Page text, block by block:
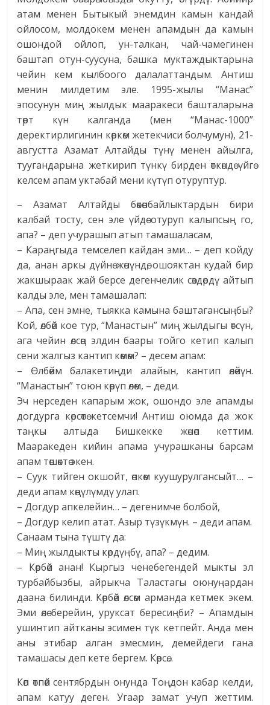
атам менен Бытыкый энемдин камын кандай
ойлосом, молдокем менен апамдын да камын
ошондой ойлоп, ун-талкан, чай-чамегинен
баштап отун-суусуна, башка муктаждыктарына
чейин кем кылбоого далалаттандым. Антиш
менин милдетим эле. 1995-жылы “Манас”
эпосунун миң жылдык мааракеси башталарына
төрт күн калганда (мен “Манас-1000”
деректирлигинин көркөм жетекчиси болчумун), 21-
августта Азамат Алтайды түнү менен айылга,
туугандарына жеткирип түнкү бирден өткөндө үйгө
келсем апам уктабай мени күтүп отуруптур.
– Азамат Алтайды бөкөнбайлыктардын бири
калбай тосту, сен эле үйдө отуруп калыпсың го,
апа? – деп учурашып атып тамашаласам,
– Караңгыда темселеп кайдан эми… – деп койду
да, анан аркы дүйнө жөнүндө, ошояктан кудай бир
жакшыраак жай берсе дегенчелик сөздөрдү айтып
калды эле, мен тамашалап:
– Апа, сен эмне, тыякка камына баштагансыңбы?
Кой, өлбөй кое тур, “Манастын” миң жылдыгы өтсүн,
ага чейин өлсөң элдин баары тойго кетип калып
сени жалгыз кантип көмөм? – десем апам:
– Өлбөйм балакетиңди алайын, кантип өлөйүн.
“Манастын” тоюн көрүп өлөм, – деди.
Эч нерседен капарым жок, ошондо эле апамды
догдурга көрсөтө кетсемчи! Антиш оюмда да жок
таңкы алтыда Бишкекке жөнөп кеттим.
Мааракеден кийин апама учурашканы барсам
апам төшөктө экен.
– Суук тийген окшойт, өпкөм куушурулгансыйт… –
деди апам көңүлүмдү улап.
– Догдур апкелейин… – дегенимче болбой,
– Догдур келип атат. Азыр түзүкмүн. – деди апам.
Санаам тына түштү да:
– Миң жылдыкты көрдүңбү, апа? – дедим.
– Көрбөй анан! Кыргыз ченебегендей мыкты эл
турбайбызбы, айрыкча Таластагы оюнуңардан
даана билинди. Көрбөй өлсөм арманда кетмек экем.
Эми өлө берейин, уруксат бересиңби? – Апамдын
ушинтип айтканы эсимен түк кетпейт. Анда мен
аны этибар алган эмесмин, демейдеги гана
тамашасы деп кете бергем. Көрсө…
Көп өтпөй сентябрдын онунда Тоңдон кабар келди,
апам катуу деген. Угаар замат учуп жеттим.